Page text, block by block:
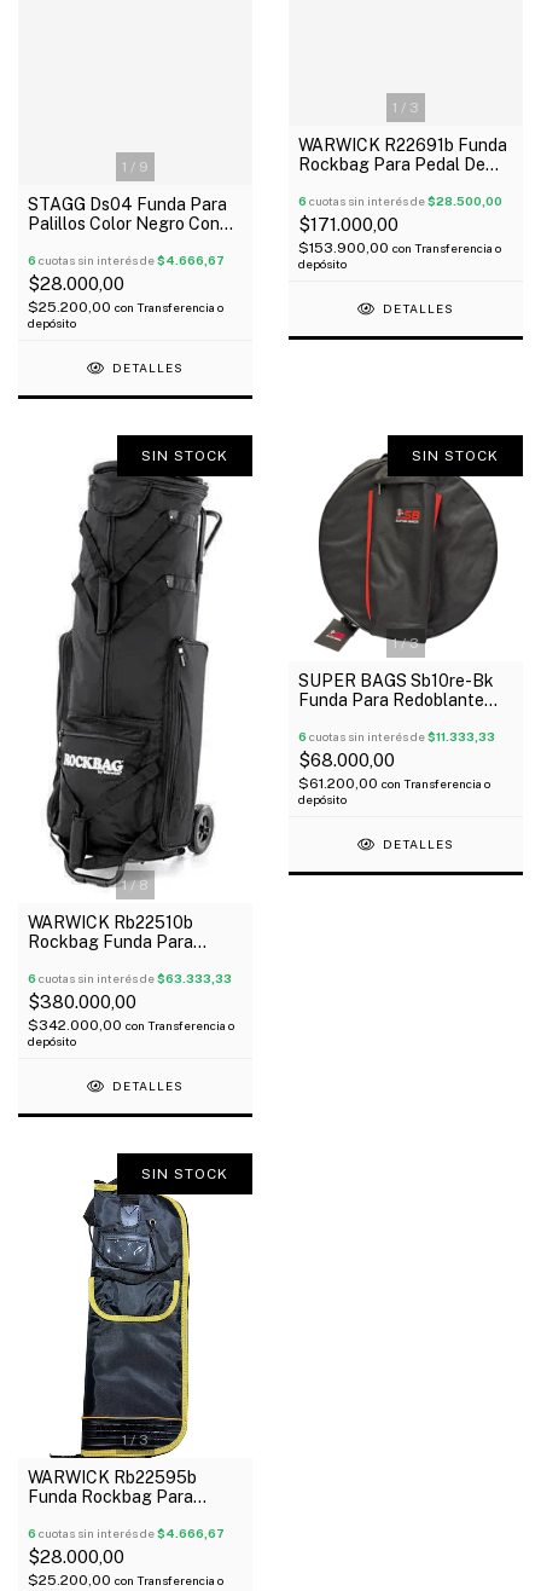
1 / 9
STAGG Ds04 Funda Para
Palillos Color Negro Con
6 cuotas sin interés de$4.666,67
$28.000,00
$25.200,00 con Transferencia o
depósito
DETALLES
1 / 3
WARWICK R22691b Funda
Rockbag Para Pedal De
Oferta!
6 cuotas sin interés de$28.500,00
$171.000,00
$153.900,00 con Transferencia o
depósito
DETALLES
1/8
SIN STOCK
WARWICK Rb22510b
Rockbag Funda Para
Batería Oferta!
6 cuotas sin interés de$63.333,33
$380.000,00
$342.000,00 con Transferencia o
depósito
DETALLES
1/3
SIN STOCK
SUPER BAGS Sb10re-Bk
Funda Para Redoblante
6 cuotas sin interés de$11.333,33
$68.000,00
$61.200,00 con Transferencia o
depósito
DETALLES
1/3
SIN STOCK
WARWICK Rb22595b
Funda Rockbag Para
Internas
6 cuotas sin interés de$4.666,67
$28.000,00
$25.200,00 con Transferencia o